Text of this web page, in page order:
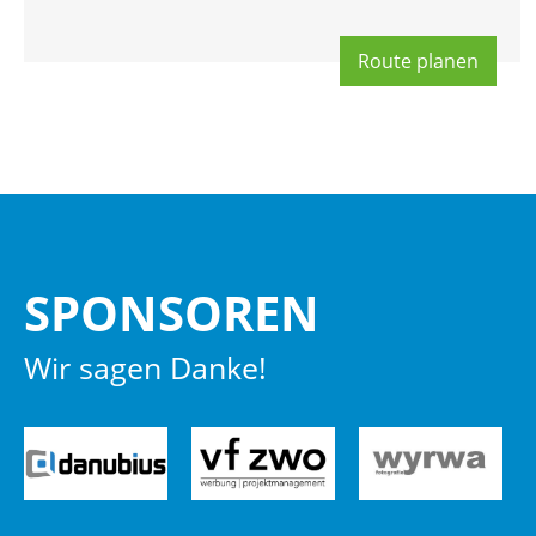
Route pla­nen
SPON­SO­REN
Wir sagen Danke!